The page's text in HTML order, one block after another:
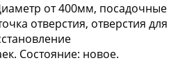
от 400мм, посадочные
отверстия, отверстия для
Состояние: новое.